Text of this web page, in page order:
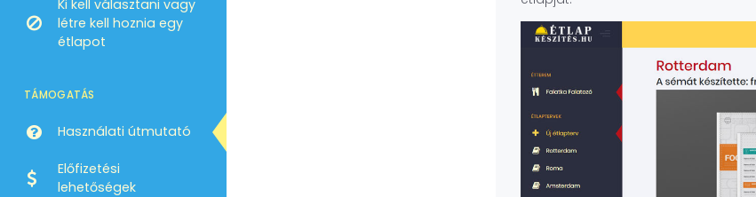
Ki kell választani vagy
létre kell hoznia egy
étlapot
TÁMOGATÁS
Használati útmutató
Előfizetési
lehetőségek